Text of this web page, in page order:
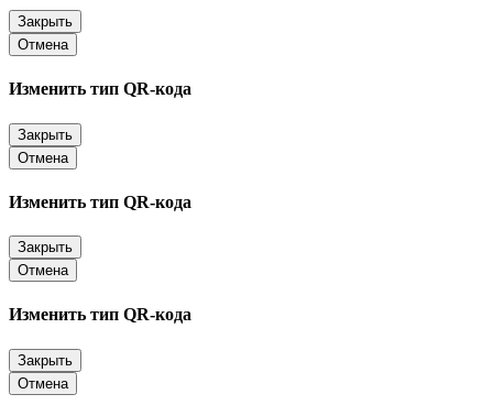
Закрыть
Отмена
Изменить тип QR-кода
Закрыть
Отмена
Изменить тип QR-кода
Закрыть
Отмена
Изменить тип QR-кода
Закрыть
Отмена